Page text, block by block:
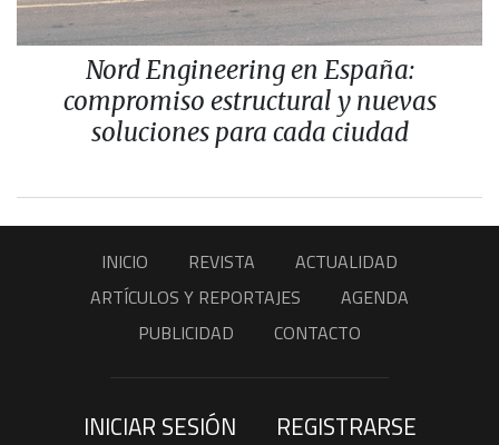
Nord Engineering en España:
compromiso estructural y nuevas
soluciones para cada ciudad
INICIO REVISTA
ACTUALIDAD
ARTÍCULOS Y REPORTAJES
AGENDA
PUBLICIDAD
CONTACTO
INICIAR SESIÓN
REGISTRARSE